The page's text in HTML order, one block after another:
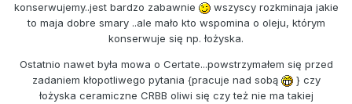
konserwujemy..jest bardzo zabawnie
wszyscy rozkminaja jakie
to maja dobre smary ..ale mało kto wspomina o oleju, którym
konserwuje się np. łożyska.
Ostatnio nawet była mowa o Certate...powstrzymałem się przed
zadaniem kłopotliwego pytania {pracuje nad sobą
} czy
łożyska ceramiczne CRBB oliwi się czy też nie ma takiej